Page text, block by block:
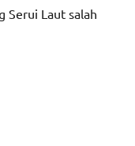
Serui Laut salah